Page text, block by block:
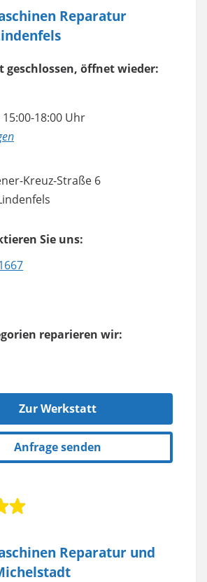
Reparatur
geschlossen, öffnet wieder:
15:00-18:00 Uhr
Kreuz-Straße 6
Sie uns:
reparieren wir:
Zur Werkstatt
Anfrage senden
Reparatur und